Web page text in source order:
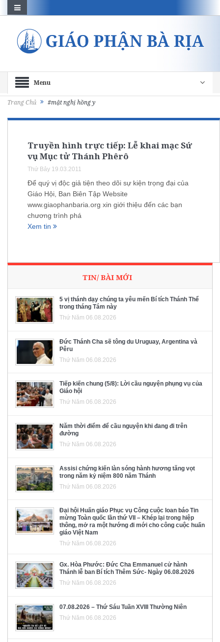
Menu
Trang Chủ #mật nghị hồng y
Truyền hình trực tiếp: Lễ khai mạc Sứ
vụ Mục tử Thánh Phêrô
Thứ Bảy 19.03.2011
Để quý vị độc giả tiện theo dõi sự kiện trọng đại của
Giáo Hội, Ban Biên Tập Website
www.giaophanbaria.org xin giới thiệu đến các bạn
chương trình phá
Xem tin
TIN/ BÀI MỚI
5 vị thánh dạy chúng ta yêu mến Bí tích Thánh Thể
trong tháng Tám này
Thứ Năm 06.08.2026
Đức Thánh Cha sẽ tông du Uruguay, Argentina và
Pêru
Thứ Năm 06.08.2026
Tiếp kiến chung (5/8): Lời cầu nguyện phụng vụ của
Giáo hội
Thứ Năm 06.08.2026
Năm thời điểm để cầu nguyện khi đang đi trên
đường
Thứ Năm 06.08.2026
Assisi chứng kiến làn sóng hành hương tăng vọt
trong năm kỷ niệm 800 năm Thánh
Thứ Năm 06.08.2026
Đại hội Huấn giáo Phục vụ Công cuộc loan báo Tin
mừng Toàn quốc lần thứ VII – Khép lại trong hiệp
thông, mở ra một hướng đi mới cho công cuộc huấn
giáo Việt Nam
Thứ Năm 06.08.2026
Gx. Hòa Phước: Đức Cha Emmanuel cử hành
Thánh lễ ban Bí tích Thêm Sức- Ngày 06.08.2026
Thứ Năm 06.08.2026
07.08.2026 – Thứ Sáu Tuần XVIII Thường Niên
Thứ Năm 06.08.2026